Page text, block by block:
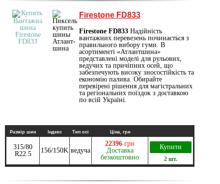
Firestone FD833
Firestone FD833 Надійність
вантажних перевезень починається з
правильного вибору гуми. В
асортименті «Атлантшина»
представлені моделі для рульових,
ведучих та причіпних осей, що
забезпечують високу зносостійкість та
економію палива. Обирайте
перевірені рішення для магістральних
та регіональних поїздок з доставкою
по всій Україні.
Размір шин Індекс Тип осі Ціна, грн
315/80
R22.5
156/150K ведуча
22396 грн
Доставка
безкоштовно
Купити
2 шт.